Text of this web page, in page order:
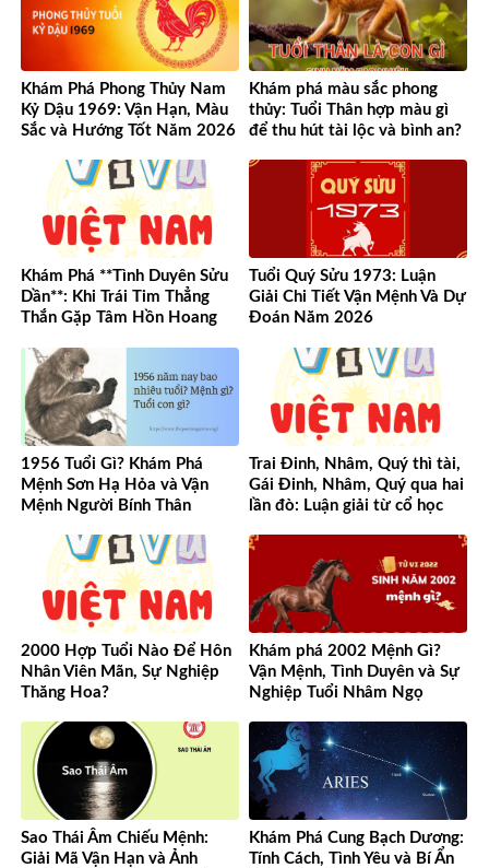
Khám Phá Phong Thủy Nam
Kỷ Dậu 1969: Vận Hạn, Màu
Sắc và Hướng Tốt Năm 2026
Khám phá màu sắc phong
thủy: Tuổi Thân hợp màu gì
để thu hút tài lộc và bình an?
Khám Phá **Tình Duyên Sửu
Dần**: Khi Trái Tim Thẳng
Thắn Gặp Tâm Hồn Hoang
Tuổi Quý Sửu 1973: Luận
Giải Chi Tiết Vận Mệnh Và Dự
Đoán Năm 2026
1956 Tuổi Gì? Khám Phá
Mệnh Sơn Hạ Hỏa và Vận
Mệnh Người Bính Thân
Trai Đinh, Nhâm, Quý thì tài,
Gái Đinh, Nhâm, Quý qua hai
lần đò: Luận giải từ cổ học
2000 Hợp Tuổi Nào Để Hôn
Nhân Viên Mãn, Sự Nghiệp
Thăng Hoa?
Khám phá 2002 Mệnh Gì?
Vận Mệnh, Tình Duyên và Sự
Nghiệp Tuổi Nhâm Ngọ
Sao Thái Âm Chiếu Mệnh:
Giải Mã Vận Hạn và Ảnh
Khám Phá Cung Bạch Dương:
Tính Cách, Tình Yêu và Bí Ẩn